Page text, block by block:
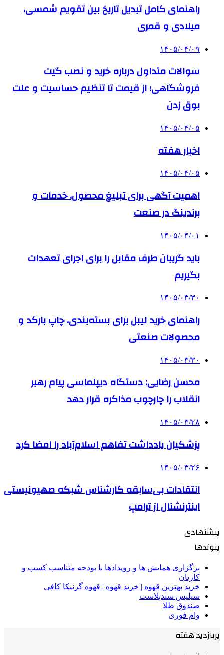
راهنمای کامل تبدیل تاریخ بین تقویم شمسی،
میلادی و قمری
۱۴۰۵/۰۴/۰۹
سوالات متداول درباره خرید و نصب گیت
فروشگاهی؛ از قیمت تا تنظیم حساسیت و علت
بوق زدن
۱۴۰۵/۰۴/۰۵
اخبار هفته
۱۴۰۵/۰۴/۰۵
اهمیت آگهی برای تبلیغ محصول، خدمات و
برندینگ در صنعت
۱۴۰۵/۰۴/۰۱
باید گریبان طرف مقابل را برای اجرای تعهدات
بگیریم
۱۴۰۵/۰۳/۳۰
راهنمای خرید لیبل برای بسته‌بندی، چاپ بارکد و
محصولات صنعتی
۱۴۰۵/۰۳/۳۰
محسن رضایی: دستگاه دیپلماسی پیام رهبر
انقلاب را چارچوب مذاکره قرار دهد
۱۴۰۵/۰۳/۲۸
پزشکیان یادداشت تفاهم اسلام‌آباد را امضا کرد
۱۴۰۵/۰۳/۲۶
انتقادات بی‌سابقه کارشناس شبکه صهیونیستی
اینترنشنال از ترامپ
پیشنهادی
پیوندها
برگزاری همایش ها و رویدادها با بودجه متناسب کسب و
کارتان
خرید بهترین قهوه | خرید قهوه | قهوه گرنیکا کافی
سیلیس سندبلاست
صندوق طلا
وام فوری
پربازدید هفته